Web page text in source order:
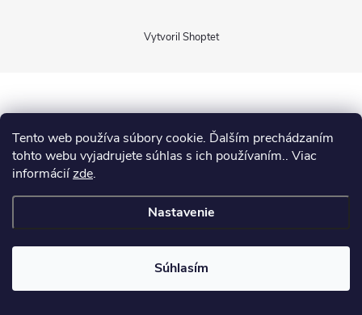
Tento web používa súbory cookie. Ďalším prechádzaním
tohto webu vyjadrujete súhlas s ich používaním.. Viac
informáciízde.
Nastavenie
Súhlasím
Vytvoril Shoptet